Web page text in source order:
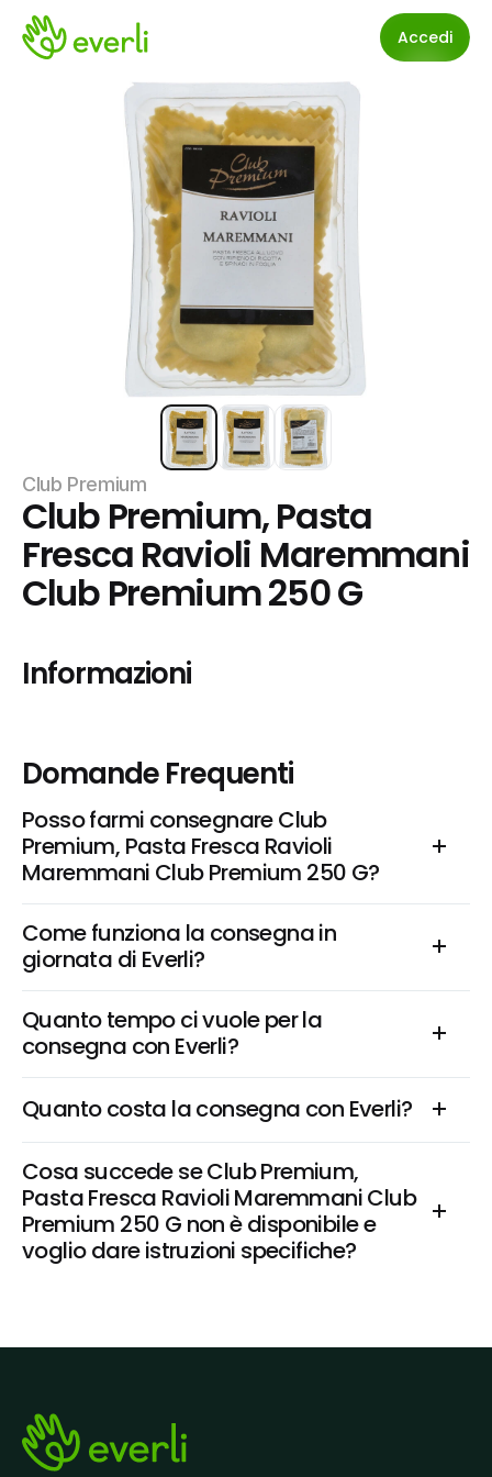
Accedi
Club Premium
Club Premium, Pasta
Fresca Ravioli Maremmani
Club Premium 250 G
Informazioni
Domande Frequenti
Posso farmi consegnare Club
Premium, Pasta Fresca Ravioli
Maremmani Club Premium 250 G?
Come funziona la consegna in
giornata di Everli?
Quanto tempo ci vuole per la
consegna con Everli?
Quanto costa la consegna con Everli?
Cosa succede se Club Premium,
Pasta Fresca Ravioli Maremmani Club
Premium 250 G non è disponibile e
voglio dare istruzioni specifiche?